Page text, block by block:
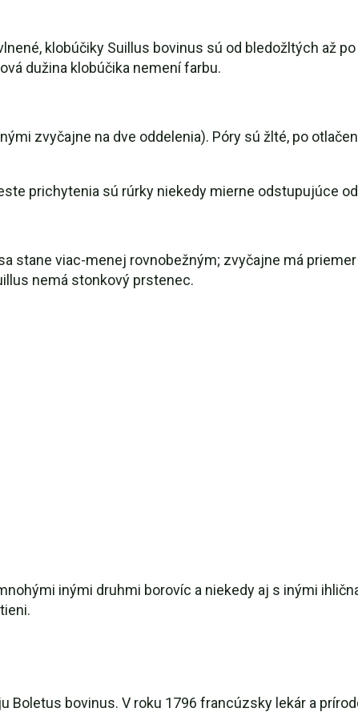
klobúčiky Suillus bovinus sú od bledožltých až
dužina klobúčika nemení farbu.
zvyčajne na dve oddelenia). Póry sú žlté, po
prichytenia sú rúrky niekedy mierne odstupujúce
stane viac-menej rovnobežným; zvyčajne má
nemá stonkový prstenec.
inými druhmi borovíc a niekedy aj s inými
Boletus bovinus. V roku 1796 francúzsky lekár a